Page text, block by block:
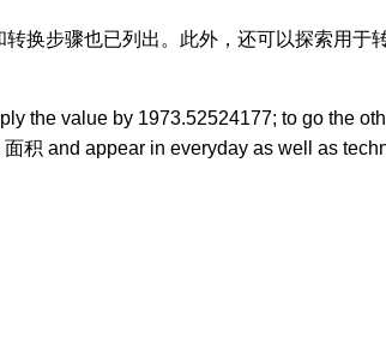
换步骤也已列出。此外，还可以探索用于
the value by 1973.52524177; to go the
积 and appear in everyday as well as